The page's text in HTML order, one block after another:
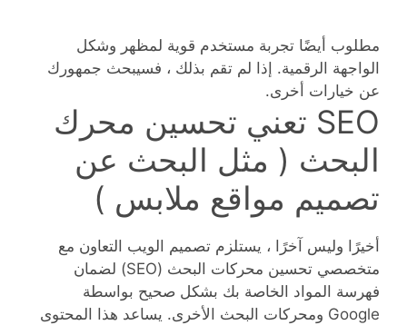
مطلوب أيضًا تجربة مستخدم قوية لمظهر وشكل
الواجهة الرقمية. إذا لم تقم بذلك ، فسيبحث جمهورك
عن خيارات أخرى.
SEO تعني تحسين محرك
البحث ( مثل البحث عن
تصميم مواقع ملابس )
أخيرًا وليس آخرًا ، يستلزم تصميم الويب التعاون مع
متخصصي تحسين محركات البحث (SEO) لضمان
فهرسة المواد الخاصة بك بشكل صحيح بواسطة
Google ومحركات البحث الأخرى. يساعد هذا المحتوى